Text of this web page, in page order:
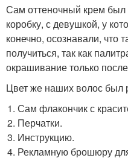
Сам оттеночный крем был
коробку, с девушкой, у
конечно, осознавали, что
получиться, так как
окрашивание только
Цвет же наших волос был
Сам флакончик с
Перчатки.
Инструкцию.
Рекламную брошюру